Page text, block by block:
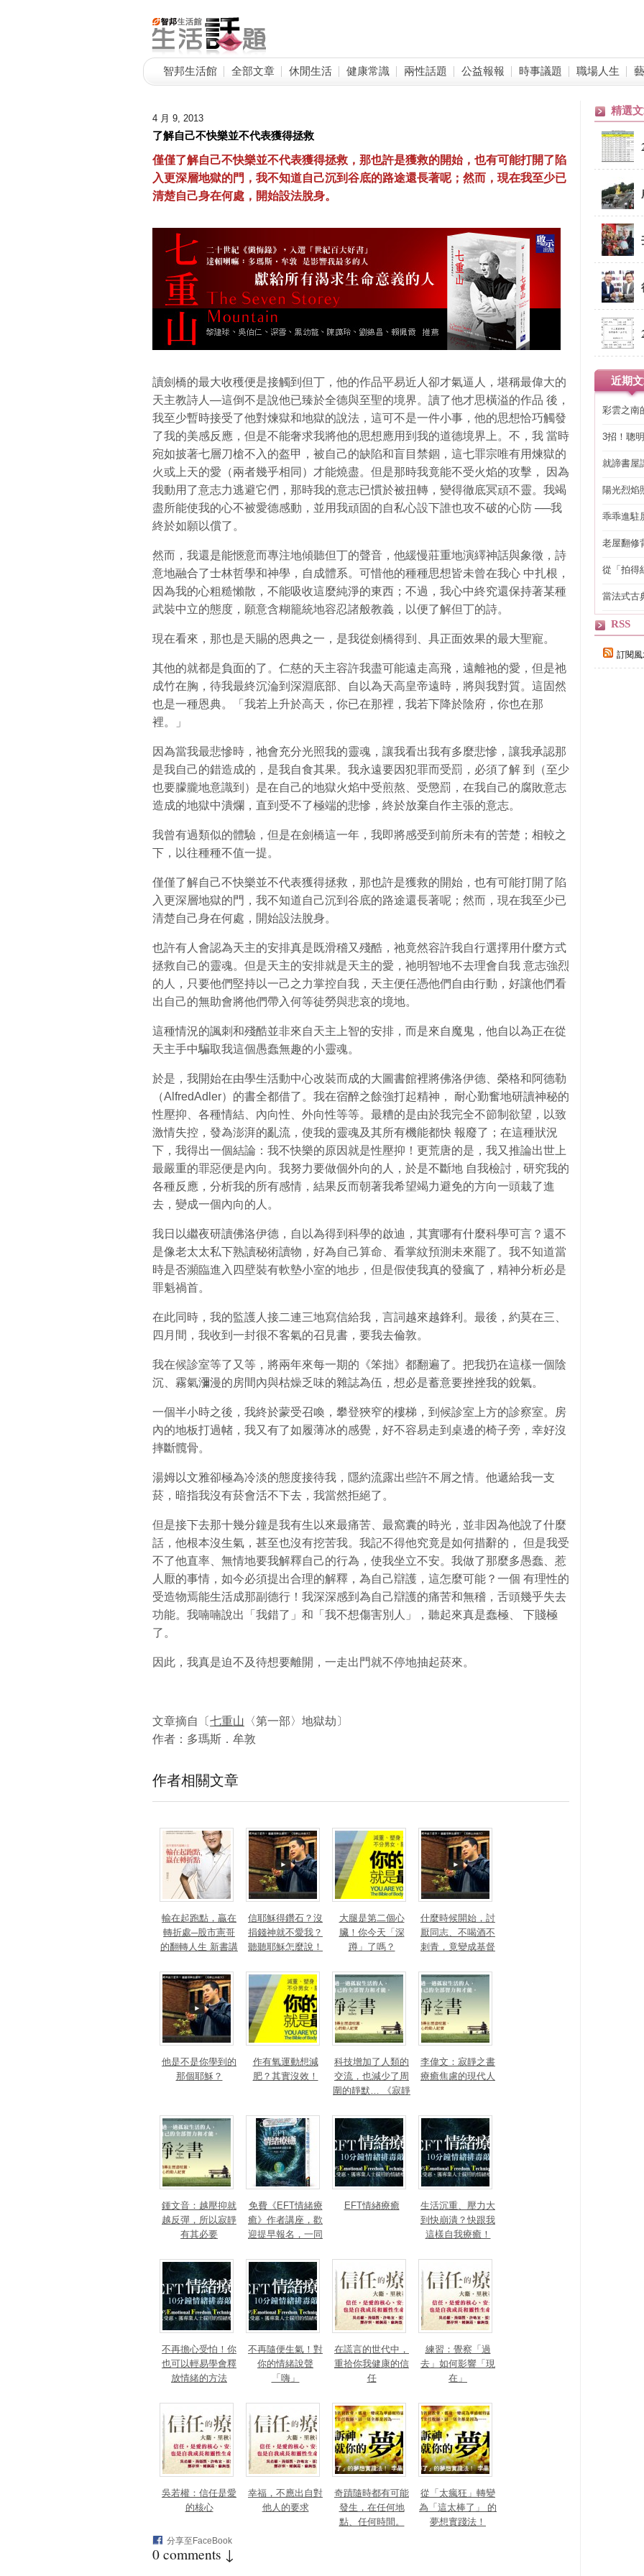
智邦生活館 全部文章 休閒生活 健康常識 兩性話題 公益報報 時事議題 職場人生
4 月 9, 2013
了解自己不快樂並不代表獲得拯救
僅僅了解自己不快樂並不代表獲得拯救，那也許是獲救的開始，也有可能打開了陷
入更深層地獄的門，我不知道自己沉到谷底的路途還長著呢；然而，現在我至少已
清楚自己身在何處，開始設法脫身。
讀劍橋的最大收穫便是接觸到但丁，他的作品平易近人卻才氣逼人，堪稱最偉大的
天主教詩人—這倒不是說他已臻於全德與至聖的境界。讀了他才思橫溢的作品 後，
我至少暫時接受了他對煉獄和地獄的說法，這可不是一件小事，他的思想恰巧觸發
了我的美感反應，但是不能奢求我將他的思想應用到我的道德境界上。不，我 當時
宛如披著七層刀槍不入的盔甲，被自己的缺陷和盲目禁錮，這七罪宗唯有用煉獄的
火或上天的愛（兩者幾乎相同）才能燒盡。但是那時我竟能不受火焰的攻擊， 因為
我動用了意志力逃避它們，那時我的意志已慣於被扭轉，變得徹底冥頑不靈。我竭
盡所能使我的心不被愛德感動，並用我頑固的自私心設下誰也攻不破的心防 ──我
終於如願以償了。
然而，我還是能愜意而專注地傾聽但丁的聲音，他緩慢莊重地演繹神話與象徵，詩
意地融合了士林哲學和神學，自成體系。可惜他的種種思想皆未曾在我心 中扎根，
因為我的心粗糙懶散，不能吸收這麼純淨的東西；不過，我心中終究還保持著某種
武裝中立的態度，願意含糊籠統地容忍諸般教義，以便了解但丁的詩。
現在看來，那也是天賜的恩典之一，是我從劍橋得到、具正面效果的最大聖寵。
其他的就都是負面的了。仁慈的天主容許我盡可能遠走高飛，遠離祂的愛，但是祂
成竹在胸，待我最終沉淪到深淵底部、自以為天高皇帝遠時，將與我對質。這固然
也是一種恩典。「我若上升於高天，你已在那裡，我若下降於陰府，你也在那
裡。」
因為當我最悲慘時，祂會充分光照我的靈魂，讓我看出我有多麼悲慘，讓我承認那
是我自己的錯造成的，是我自食其果。我永遠要因犯罪而受罰，必須了解 到（至少
也要朦朧地意識到）是在自己的地獄火焰中受煎熬、受懲罰，在我自己的腐敗意志
造成的地獄中潰爛，直到受不了極端的悲慘，終於放棄自作主張的意志。
我曾有過類似的體驗，但是在劍橋這一年，我即將感受到前所未有的苦楚；相較之
下，以往種種不值一提。
僅僅了解自己不快樂並不代表獲得拯救，那也許是獲救的開始，也有可能打開了陷
入更深層地獄的門，我不知道自己沉到谷底的路途還長著呢；然而，現在我至少已
清楚自己身在何處，開始設法脫身。
也許有人會認為天主的安排真是既滑稽又殘酷，祂竟然容許我自行選擇用什麼方式
拯救自己的靈魂。但是天主的安排就是天主的愛，祂明智地不去理會自我 意志強烈
的人，只要他們堅持以一己之力掌控自我，天主便任憑他們自由行動，好讓他們看
出自己的無助會將他們帶入何等徒勞與悲哀的境地。
這種情況的諷刺和殘酷並非來自天主上智的安排，而是來自魔鬼，他自以為正在從
天主手中騙取我這個愚蠢無趣的小靈魂。
於是，我開始在由學生活動中心改裝而成的大圖書館裡將佛洛伊德、榮格和阿德勒
（AlfredAdler）的書全都借了。我在宿醉之餘強打起精神， 耐心勤奮地研讀神秘的
性壓抑、各種情結、內向性、外向性等等。最糟的是由於我完全不節制欲望，以致
激情失控，發為澎湃的亂流，使我的靈魂及其所有機能都快 報廢了；在這種狀況
下，我得出一個結論：我不快樂的原因就是性壓抑！更荒唐的是，我又推論出世上
最嚴重的罪惡便是內向。我努力要做個外向的人，於是不斷地 自我檢討，研究我的
各種反應，分析我的所有感情，結果反而朝著我希望竭力避免的方向一頭栽了進
去，變成一個內向的人。
我日以繼夜研讀佛洛伊德，自以為得到科學的啟迪，其實哪有什麼科學可言？還不
是像老太太私下熟讀秘術讀物，好為自己算命、看掌紋預測未來罷了。我不知道當
時是否瀕臨進入四壁裝有軟墊小室的地步，但是假使我真的發瘋了，精神分析必是
罪魁禍首。
在此同時，我的監護人接二連三地寫信給我，言詞越來越鋒利。最後，約莫在三、
四月間，我收到一封很不客氣的召見書，要我去倫敦。
我在候診室等了又等，將兩年來每一期的《笨拙》都翻遍了。把我扔在這樣一個陰
沉、霧氣瀰漫的房間內與枯燥乏味的雜誌為伍，想必是蓄意要挫挫我的銳氣。
一個半小時之後，我終於蒙受召喚，攀登狹窄的樓梯，到候診室上方的診察室。房
內的地板打過帾，我又有了如履薄冰的感覺，好不容易走到桌邊的椅子旁，幸好沒
摔斷髖骨。
湯姆以文雅卻極為冷淡的態度接待我，隱約流露出些許不屑之情。他遞給我一支
菸，暗指我沒有菸會活不下去，我當然拒絕了。
但是接下去那十幾分鐘是我有生以來最痛苦、最窩囊的時光，並非因為他說了什麼
話，他根本沒生氣，甚至也沒有挖苦我。我記不得他究竟是如何措辭的， 但是我受
不了他直率、無情地要我解釋自己的行為，使我坐立不安。我做了那麼多愚蠢、惹
人厭的事情，如今必須提出合理的解釋，為自己辯護，這怎麼可能？一個 有理性的
受造物焉能生活成那副德行！我深深感到為自己辯護的痛苦和無稽，舌頭幾乎失去
功能。我喃喃說出「我錯了」和「我不想傷害別人」，聽起來真是蠢極、 下賤極
了。
因此，我真是迫不及待想要離開，一走出門就不停地抽起菸來。
文章摘自〔七重山 〈第一部〉地獄劫 〕
作者： 多瑪斯．牟敦
作者相關文章
輸在起跑點，贏在
轉折處─股市憲哥
的翻轉人生 新書講
信耶穌得鑽石？沒
捐錢神就不愛我？
聽聽耶穌怎麼說！
大腿是第二個心
臟！你今天「深
蹲」了嗎？
什麼時候開始，討
厭同志、不喝酒不
刺青，竟變成基督
他是不是你學到的
那個耶穌？
作有氧運動想減
肥？其實沒效！
科技增加了人類的
交流，也減少了周
圍的靜默… 《寂靜
ilence
李偉文：寂靜之書
療癒焦慮的現代人
鍾文音：越壓抑就
越反彈，所以寂靜
有其必要
免費《EFT情緒療
癒》作者講座，歡
迎提早報名，一同
EFT情緖療癒
生活沉重、壓力大
到快崩潰？快跟我
這樣自我療癒！
不再擔心受怕！你
也可以輕易學會釋
放情緒的方法
不再隨便生氣！對
你的情緒說聲
「嗨」
在謊言的世代中，
重拾你我健康的信
任
練習：覺察「過
去」如何影響「現
在」
吳若權：信任是愛
的核心
幸福，不應出自對
他人的要求
奇蹟隨時都有可能
發生，在任何地
點、任何時間。
從「太瘋狂」轉變
為「這太棒了」 的
夢想實踐法！
分享至FaceBook
0 comments ↓
精選
近期
彩雲之南
3招！聰
就諦書屋
陽光烈焰
乖乖進駐
老屋翻修
從「拍得
當法式古
RSS
訂閱